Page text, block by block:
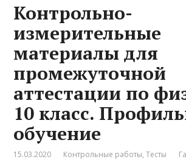
Контрольно-
измерительные
материалы для
промежуточной
аттестации по
10 класс.
обучение
15.03.2020 Контрольные работы,Тесты